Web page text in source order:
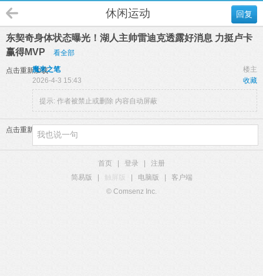
回复
休闲运动
东契奇身体状态曝光！湖人主帅雷迪克透露好消息 力挺卢卡
赢得MVP
看全部
点击重新加载 楼主
魔来之笔
收藏
2026-4-3 15:43
提示: 作者被禁止或删除 内容自动屏蔽
点击重新加载
首页 登录
注册
简易版
触屏版 电脑版
客户端
© Comsenz Inc.